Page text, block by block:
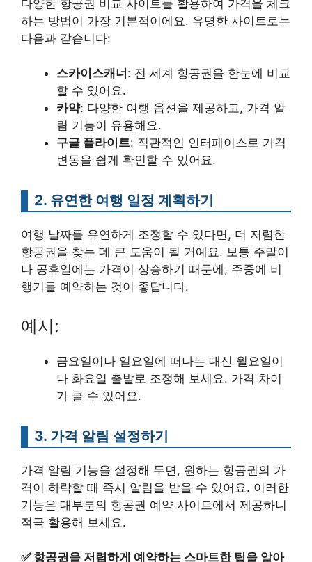
다양한 항공권 비교 사이트를 활용하여 가격을 체크
하는 방법이 가장 기본적이에요. 유명한 사이트로는
다음과 같습니다:
스카이스캐너 : 전 세계 항공권을 한눈에 비교
할 수 있어요.
카약: 다양한 여행 옵션을 제공하고, 가격 알
림 기능이 유용해요.
구글 플라이트: 직관적인 인터페이스로 가격
변동을 쉽게 확인할 수 있어요.
2. 유연한 여행 일정 계획하기
여행 날짜를 유연하게 조정할 수 있다면, 더 저렴한
항공권을 찾는 데 큰 도움이 될 거예요. 보통 주말이
나 공휴일에는 가격이 상승하기 때문에, 주중에 비
행기를 예약하는 것이 좋답니다.
예시:
금요일이나 일요일에 떠나는 대신 월요일이
나 화요일 출발로 조정해 보세요. 가격 차이
가 클 수 있어요.
3. 가격 알림 설정하기
가격 알림 기능을 설정해 두면, 원하는 항공권의 가
격이 하락할 때 즉시 알림을 받을 수 있어요. 이러한
기능은 대부분의 항공권 예약 사이트에서 제공하니
적극 활용해 보세요.
✅ 항공권을 저렴하게 예약하는 스마트한 팁을 알아